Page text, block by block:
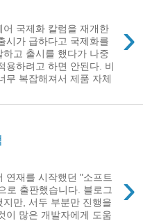
›
국제화 칼럼을 재개한
시가 급하다고 국제화를
고 출시를 했다가 나중
용하려고 하면 안된다. 비
무 복잡해져서 제품 자체
›
연재를 시작했던 "소프트
로 출판했습니다. 블로그
만, 서두 부분만 진행을
이 많은 개발자에게 도움